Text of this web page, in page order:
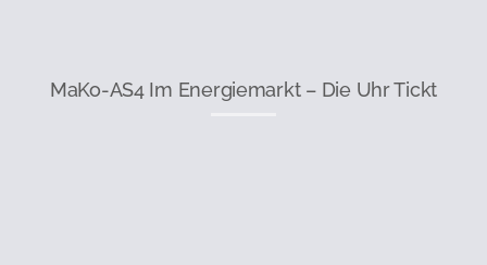
MaKo-AS4 Im Energiemarkt – Die Uhr Tickt